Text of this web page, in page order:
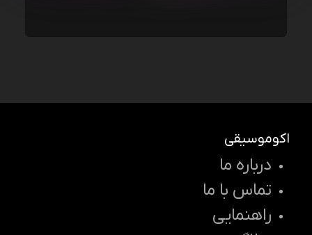
اکوموسیقی
درباره ما
تماس با ما
راهنمایی